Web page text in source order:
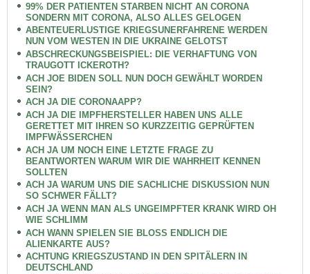
99% DER PATIENTEN STARBEN NICHT AN CORONA
SONDERN MIT CORONA, ALSO ALLES GELOGEN
ABENTEUERLUSTIGE KRIEGSUNERFAHRENE WERDEN
NUN VOM WESTEN IN DIE UKRAINE GELOTST
ABSCHRECKUNGSBEISPIEL: DIE VERHAFTUNG VON
TRAUGOTT ICKEROTH?
ACH JOE BIDEN SOLL NUN DOCH GEWÄHLT WORDEN
SEIN?
ACH JA DIE CORONAAPP?
ACH JA DIE IMPFHERSTELLER HABEN UNS ALLE
GERETTET MIT IHREN SO KURZZEITIG GEPRÜFTEN
IMPFWÄSSERCHEN
ACH JA UM NOCH EINE LETZTE FRAGE ZU
BEANTWORTEN WARUM WIR DIE WAHRHEIT KENNEN
SOLLTEN
ACH JA WARUM UNS DIE SACHLICHE DISKUSSION NUN
SO SCHWER FÄLLT?
ACH JA WENN MAN ALS UNGEIMPFTER KRANK WIRD OH
WIE SCHLIMM
ACH WANN SPIELEN SIE BLOSS ENDLICH DIE
ALIENKARTE AUS?
ACHTUNG KRIEGSZUSTAND IN DEN SPITÄLERN IN
DEUTSCHLAND